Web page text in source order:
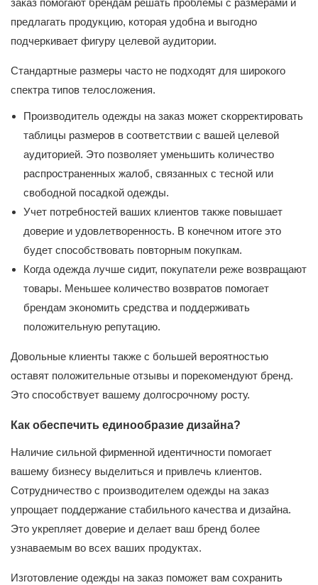
заказ помогают брендам решать проблемы с размерами и
предлагать продукцию, которая удобна и выгодно
подчеркивает фигуру целевой аудитории.
Стандартные размеры часто не подходят для широкого
спектра типов телосложения.
Производитель одежды на заказ может скорректировать
таблицы размеров в соответствии с вашей целевой
аудиторией. Это позволяет уменьшить количество
распространенных жалоб, связанных с тесной или
свободной посадкой одежды.
Учет потребностей ваших клиентов также повышает
доверие и удовлетворенность. В конечном итоге это
будет способствовать повторным покупкам.
Когда одежда лучше сидит, покупатели реже возвращают
товары. Меньшее количество возвратов помогает
брендам экономить средства и поддерживать
положительную репутацию.
Довольные клиенты также с большей вероятностью
оставят положительные отзывы и порекомендуют бренд.
Это способствует вашему долгосрочному росту.
Как обеспечить единообразие дизайна?
Наличие сильной фирменной идентичности помогает
вашему бизнесу выделиться и привлечь клиентов.
Сотрудничество с производителем одежды на заказ
упрощает поддержание стабильного качества и дизайна.
Это укрепляет доверие и делает ваш бренд более
узнаваемым во всех ваших продуктах.
Изготовление одежды на заказ поможет вам сохранить